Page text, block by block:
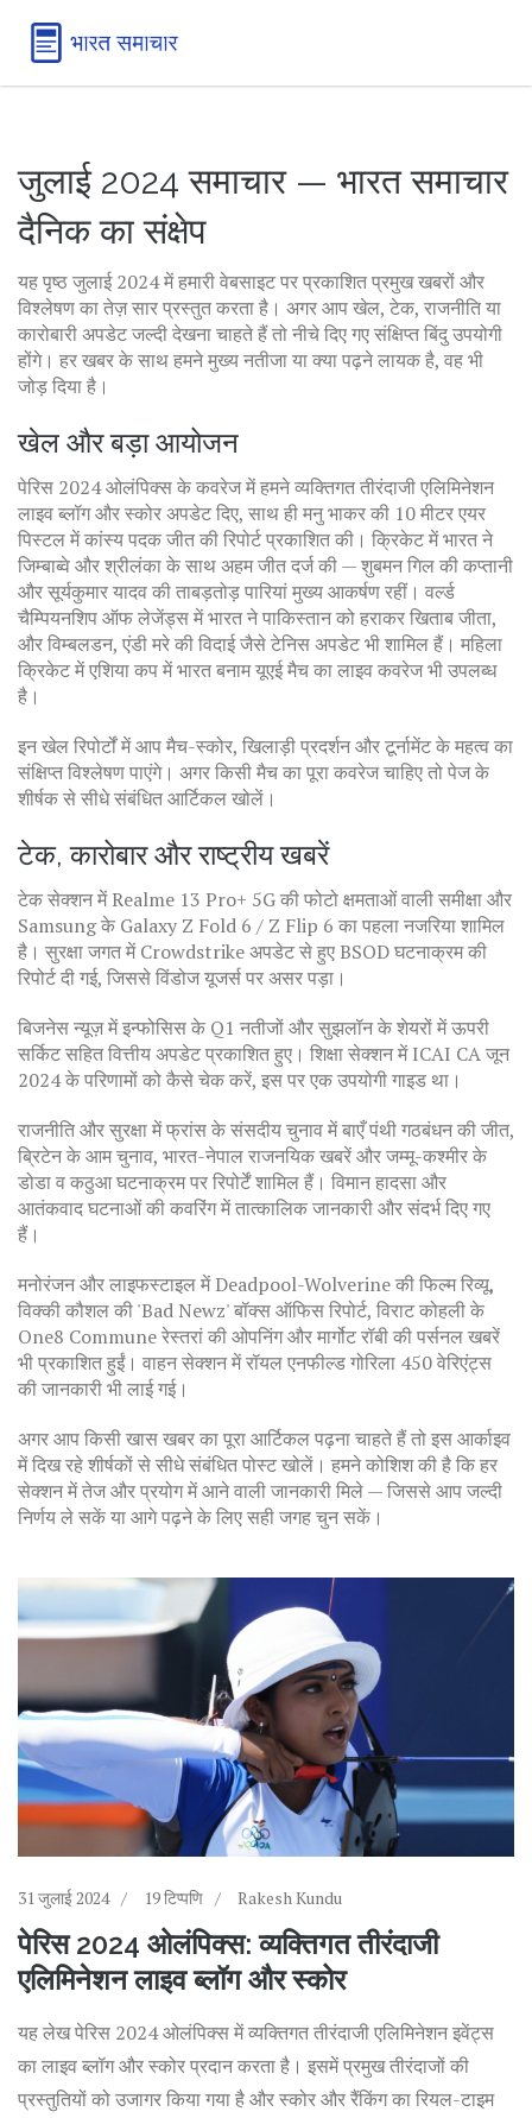
जुलाई 2024 समाचार — भारत समाचार
दैनिक का संक्षेप
यह पृष्ठ जुलाई 2024 में हमारी वेबसाइट पर प्रकाशित प्रमुख खबरों और
विश्लेषण का तेज़ सार प्रस्तुत करता है। अगर आप खेल, टेक, राजनीति या
कारोबारी अपडेट जल्दी देखना चाहते हैं तो नीचे दिए गए संक्षिप्त बिंदु उपयोगी
होंगे। हर खबर के साथ हमने मुख्य नतीजा या क्या पढ़ने लायक है, वह भी
जोड़ दिया है।
खेल और बड़ा आयोजन
पेरिस 2024 ओलंपिक्स के कवरेज में हमने व्यक्तिगत तीरंदाजी एलिमिनेशन
लाइव ब्लॉग और स्कोर अपडेट दिए, साथ ही मनु भाकर की 10 मीटर एयर
पिस्टल में कांस्य पदक जीत की रिपोर्ट प्रकाशित की। क्रिकेट में भारत ने
जिम्बाब्वे और श्रीलंका के साथ अहम जीत दर्ज की — शुबमन गिल की कप्तानी
और सूर्यकुमार यादव की ताबड़तोड़ पारियां मुख्य आकर्षण रहीं। वर्ल्ड
चैम्पियनशिप ऑफ लेजेंड्स में भारत ने पाकिस्तान को हराकर खिताब जीता,
और विम्बलडन, एंडी मरे की विदाई जैसे टेनिस अपडेट भी शामिल हैं। महिला
क्रिकेट में एशिया कप में भारत बनाम यूएई मैच का लाइव कवरेज भी उपलब्ध
है।
इन खेल रिपोर्टों में आप मैच-स्कोर, खिलाड़ी प्रदर्शन और टूर्नामेंट के महत्व का
संक्षिप्त विश्लेषण पाएंगे। अगर किसी मैच का पूरा कवरेज चाहिए तो पेज के
शीर्षक से सीधे संबंधित आर्टिकल खोलें।
टेक, कारोबार और राष्ट्रीय खबरें
टेक सेक्शन में Realme 13 Pro+ 5G की फोटो क्षमताओं वाली समीक्षा और
Samsung के Galaxy Z Fold 6 / Z Flip 6 का पहला नजरिया शामिल
है। सुरक्षा जगत में Crowdstrike अपडेट से हुए BSOD घटनाक्रम की
रिपोर्ट दी गई, जिससे विंडोज यूजर्स पर असर पड़ा।
बिजनेस न्यूज़ में इन्फोसिस के Q1 नतीजों और सुझलॉन के शेयरों में ऊपरी
सर्किट सहित वित्तीय अपडेट प्रकाशित हुए। शिक्षा सेक्शन में ICAI CA जून
2024 के परिणामों को कैसे चेक करें, इस पर एक उपयोगी गाइड था।
राजनीति और सुरक्षा में फ्रांस के संसदीय चुनाव में बाएँ पंथी गठबंधन की जीत,
ब्रिटेन के आम चुनाव, भारत-नेपाल राजनयिक खबरें और जम्मू-कश्मीर के
डोडा व कठुआ घटनाक्रम पर रिपोर्टें शामिल हैं। विमान हादसा और
आतंकवाद घटनाओं की कवरिंग में तात्कालिक जानकारी और संदर्भ दिए गए
हैं।
मनोरंजन और लाइफस्टाइल में Deadpool-Wolverine की फिल्म रिव्यू,
विक्की कौशल की 'Bad Newz' बॉक्स ऑफिस रिपोर्ट, विराट कोहली के
One8 Commune रेस्तरां की ओपनिंग और मार्गोट रॉबी की पर्सनल खबरें
भी प्रकाशित हुईं। वाहन सेक्शन में रॉयल एनफील्ड गोरिला 450 वेरिएंट्स
की जानकारी भी लाई गई।
अगर आप किसी खास खबर का पूरा आर्टिकल पढ़ना चाहते हैं तो इस आर्काइव
में दिख रहे शीर्षकों से सीधे संबंधित पोस्ट खोलें। हमने कोशिश की है कि हर
सेक्शन में तेज और प्रयोग में आने वाली जानकारी मिले — जिससे आप जल्दी
निर्णय ले सकें या आगे पढ़ने के लिए सही जगह चुन सकें।
31 जुलाई 2024 19 टिप्पणि Rakesh Kundu
पेरिस 2024 ओलंपिक्स: व्यक्तिगत तीरंदाजी
एलिमिनेशन लाइव ब्लॉग और स्कोर
यह लेख पेरिस 2024 ओलंपिक्स में व्यक्तिगत तीरंदाजी एलिमिनेशन इवेंट्स
का लाइव ब्लॉग और स्कोर प्रदान करता है। इसमें प्रमुख तीरंदाजों की
प्रस्तुतियों को उजागर किया गया है और स्कोर और रैंकिंग का रियल-टाइम